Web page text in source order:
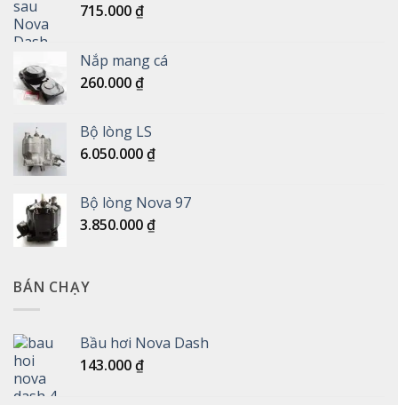
715.000₫
Nắp mang cá
260.000₫
Bộ lòng LS
6.050.000₫
Bộ lòng Nova 97
3.850.000₫
BÁN CHẠY
Bầu hơi Nova Dash
143.000₫